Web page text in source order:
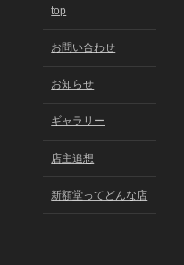
top
お問い合わせ
お知らせ
ギャラリー
店主追想
新額堂ってどんな店